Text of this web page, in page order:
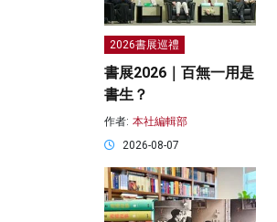
2026書展巡禮
書展2026｜百無一用是
書生？
作者: 本社編輯部
2026-08-07